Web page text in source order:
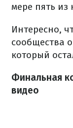
мере пять
Интересно,
сообщества
который
Финальная
видео